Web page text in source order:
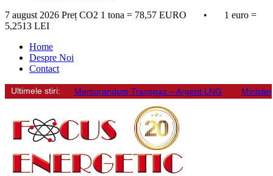
7 august 2026 Preț CO2 1 tona = 78,57 EURO • 1 euro =
5,2513 LEI
Home
Despre Noi
Contact
Ultimele stiri: Memorandum Transgaz – Argent LNG